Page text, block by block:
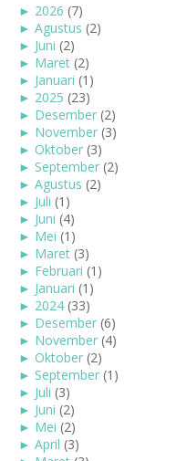
► 2026 (7)
► Agustus (2)
► Juni (2)
► Maret (2)
► Januari (1)
► 2025 (23)
► Desember (2)
► November (3)
► Oktober (3)
► September (2)
► Agustus (2)
► Juli (1)
► Juni (4)
► Mei (1)
► Maret (3)
► Februari (1)
► Januari (1)
► 2024 (33)
► Desember (6)
► November (4)
► Oktober (2)
► September (1)
► Juli (3)
► Juni (2)
► Mei (2)
► April (3)